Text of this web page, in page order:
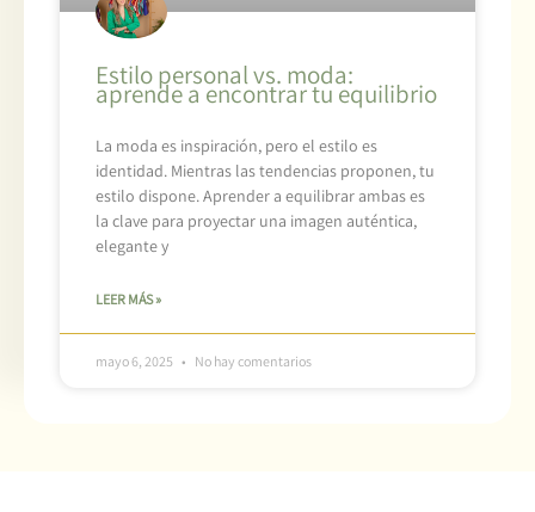
Estilo personal vs. moda:
aprende a encontrar tu equilibrio
La moda es inspiración, pero el estilo es
identidad. Mientras las tendencias proponen, tu
estilo dispone. Aprender a equilibrar ambas es
la clave para proyectar una imagen auténtica,
elegante y
LEER MÁS »
mayo 6, 2025 No hay comentarios